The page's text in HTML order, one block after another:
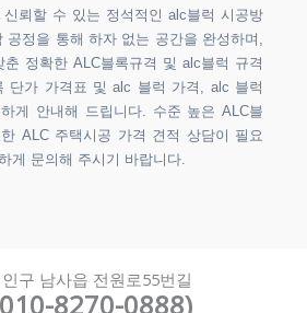
신뢰할 수 있는 정석적인 alc블럭 시공방
공정을 통해 하자 없는 공간을 완성하며,
정확한 ALC블록규격 및 alc블럭 규격
단가 가격표 및 alc 블럭 가격, alc 블럭
게 안내해 드립니다. 수준 높은 ALC블
ALC 주택시공 가격 견적 상담이 필요
게 문의해 주시기 바랍니다.
구 남사읍 전원로55번길
8270-0888)